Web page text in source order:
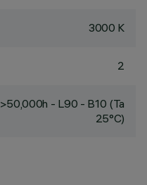
3000 K
2
>50,000h - L90 - B10 (Ta
25°C)